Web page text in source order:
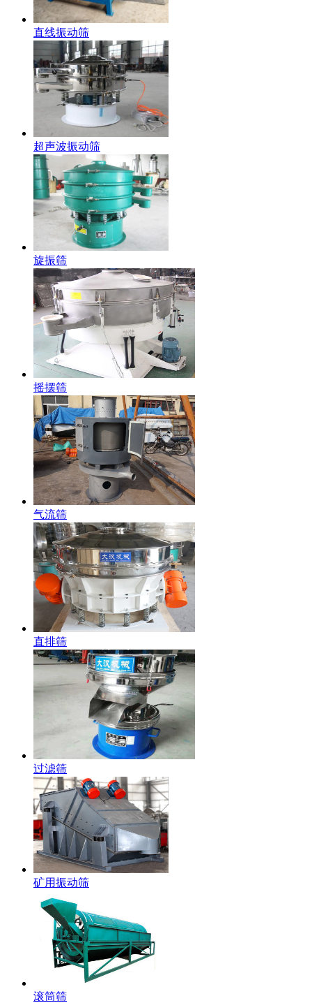
直线振动筛
超声波振动筛
旋振筛
摇摆筛
气流筛
直排筛
过滤筛
矿用振动筛
滚筒筛